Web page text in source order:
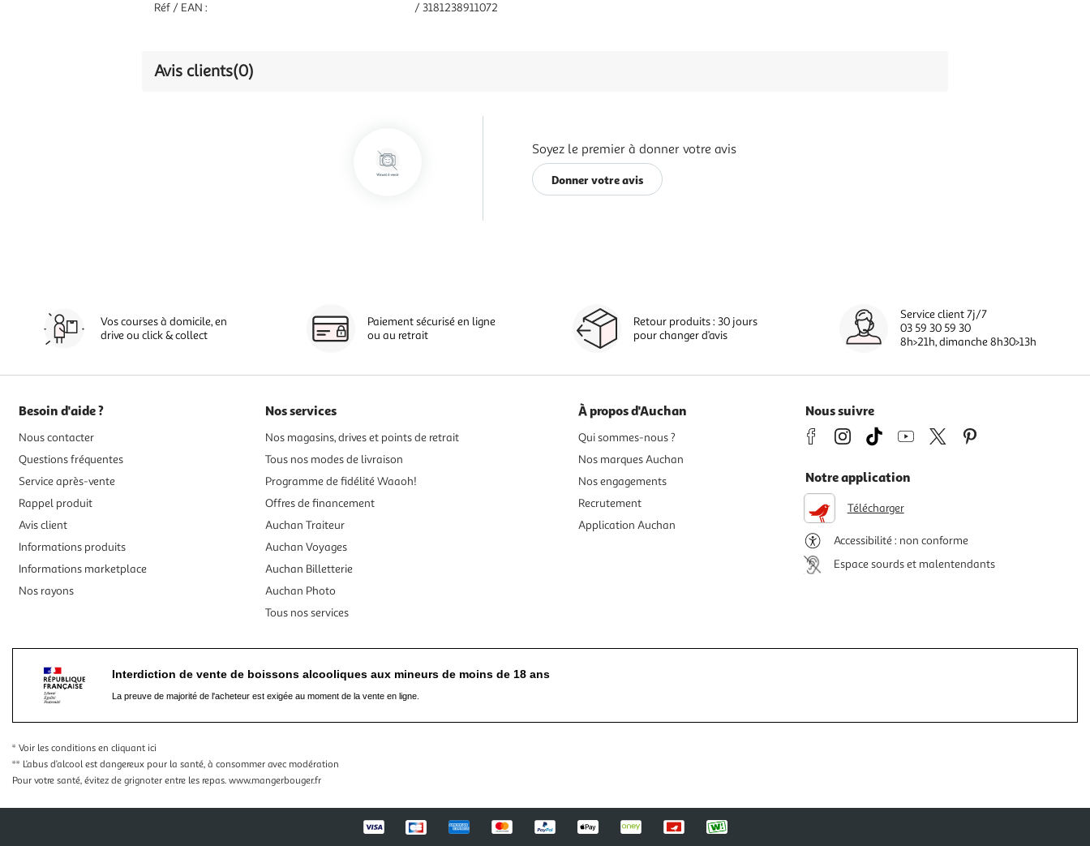
Réf / EAN : / 3181238911072
Avis clients(0)
Soyez le premier à donner votre avis
Donner votre avis
Vos courses à domicile, en
drive ou click & collect
Paiement sécurisé en ligne
ou au retrait
Retour produits : 30 jours
pour changer d’avis
Service client 7j/7
03 59 30 59 30
8h>21h, dimanche 8h30>13h
Besoin d'aide ?
Nous contacter
Questions fréquentes
Service après-vente
Rappel produit
Avis client
Informations produits
Informations marketplace
Nos rayons
Nos services
Nos magasins, drives et points de retrait
Tous nos modes de livraison
Programme de fidélité Waaoh!
Offres de financement
Auchan Traiteur
Auchan Voyages
Auchan Billetterie
Auchan Photo
Tous nos services
À propos d'Auchan
Qui sommes-nous ?
Nos marques Auchan
Nos engagements
Recrutement
Application Auchan
Nous suivre
Notre application
Télécharger
Accessibilité : non conforme
Espace sourds et malentendants
Interdiction de vente de boissons alcooliques aux mineurs de moins de 18 ans
La preuve de majorité de l'acheteur est exigée au moment de la vente en ligne.
* Voir les conditions en cliquant ici
** L’abus d’alcool est dangereux pour la santé, à consommer avec modération
Pour votre santé, évitez de grignoter entre les repas. www.mangerbouger.fr